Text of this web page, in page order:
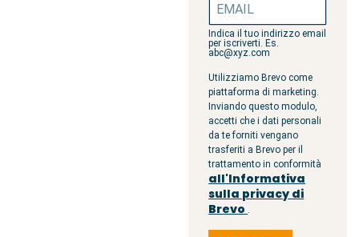
Indica il tuo indirizzo email
per iscriverti. Es.
abc@xyz.com
Utilizziamo Brevo come
piattaforma di marketing.
Inviando questo modulo,
accetti che i dati personali
da te forniti vengano
trasferiti a Brevo per il
trattamento in conformità
all'Informativa
sulla privacy di
Brevo .